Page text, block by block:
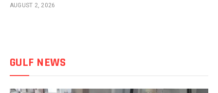
AUGUST 2, 2026
GULF NEWS